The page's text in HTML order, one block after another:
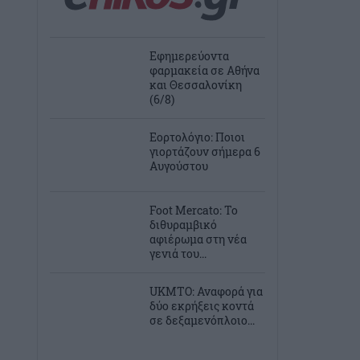
Εφημερεύοντα
φαρμακεία σε Αθήνα
και Θεσσαλονίκη
(6/8)
Εορτολόγιο: Ποιοι
γιορτάζουν σήμερα 6
Αυγούστου
Foot Mercato: Το
διθυραμβικό
αφιέρωμα στη νέα
γενιά του...
UKMTO: Αναφορά για
δύο εκρήξεις κοντά
σε δεξαμενόπλοιο...